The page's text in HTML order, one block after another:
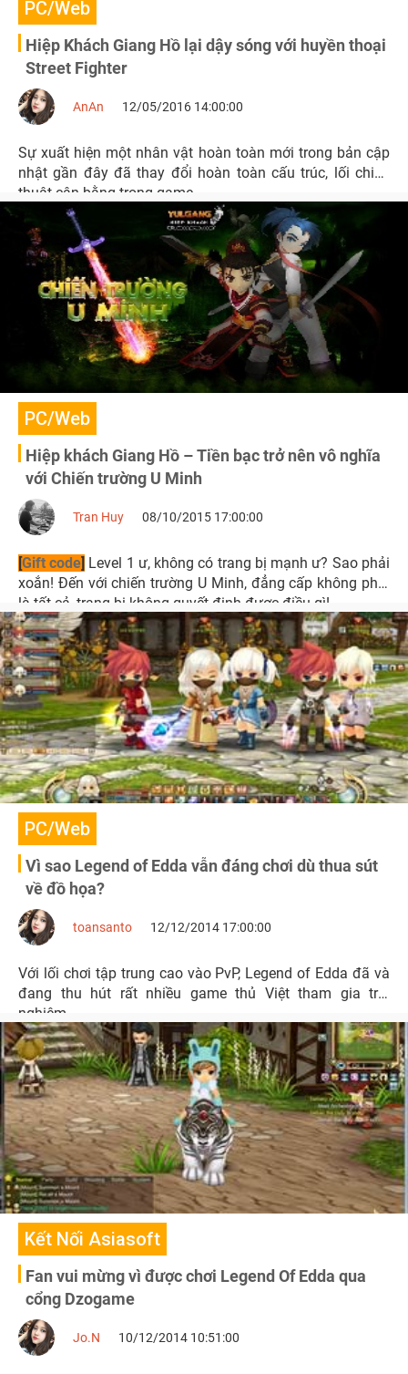
PC/Web
Hiệp Khách Giang Hồ lại dậy sóng với huyền thoại
Street Fighter
AnAn 12/05/2016 14:00:00
Sự xuất hiện một nhân vật hoàn toàn mới trong bản cập
nhật gần đây đã thay đổi hoàn toàn cấu trúc, lối chiến
thuật cân bằng trong game.
PC/Web
Hiệp khách Giang Hồ – Tiền bạc trở nên vô nghĩa
với Chiến trường U Minh
Tran Huy 08/10/2015 17:00:00
[Gift code] Level 1 ư, không có trang bị mạnh ư? Sao phải
xoắn! Đến với chiến trường U Minh, đẳng cấp không phải
là tất cả, trang bị không quyết định được điều gì!
PC/Web
Vì sao Legend of Edda vẫn đáng chơi dù thua sút
về đồ họa?
toansanto 12/12/2014 17:00:00
Với lối chơi tập trung cao vào PvP, Legend of Edda đã và
đang thu hút rất nhiều game thủ Việt tham gia trải
nghiệm.
Kết Nối Asiasoft
Fan vui mừng vì được chơi Legend Of Edda qua
cổng Dzogame
Jo.N 10/12/2014 10:51:00